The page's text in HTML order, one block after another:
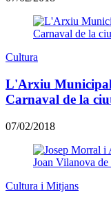
Cultura
L'Arxiu Municipal
Carnaval de la
07/02/2018
Cultura i Mitjans